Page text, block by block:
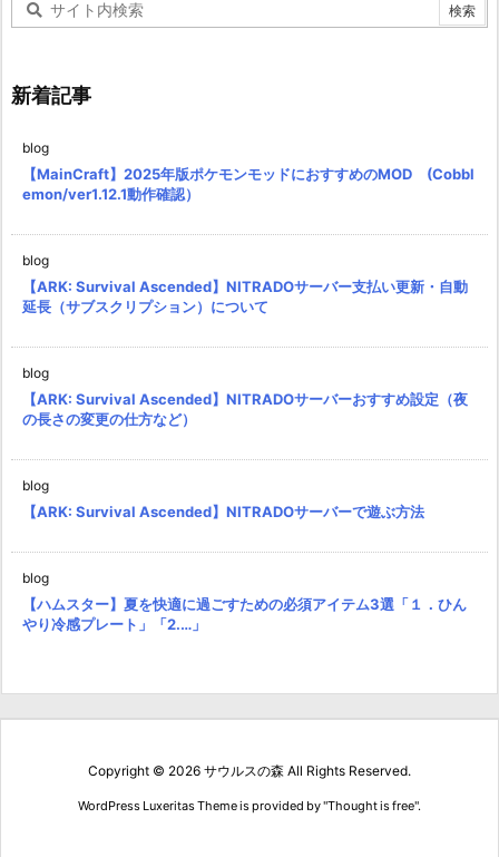
新着記事
blog
【MainCraft】2025年版ポケモンモッドにおすすめのMOD (Cobbl
emon/ver1.12.1動作確認）
blog
【ARK: Survival Ascended】NITRADOサーバー支払い更新・自動
延長（サブスクリプション）について
blog
【ARK: Survival Ascended】NITRADOサーバーおすすめ設定（夜
の長さの変更の仕方など）
blog
【ARK: Survival Ascended】NITRADOサーバーで遊ぶ方法
blog
【ハムスター】夏を快適に過ごすための必須アイテム3選「１．ひん
やり冷感プレート」「2.…」
Copyright © 2026 サウルスの森 All Rights Reserved.
WordPress Luxeritas Theme is provided by "Thought is free".